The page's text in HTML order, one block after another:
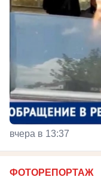
вчера в 13:37
ФОТОРЕПОРТАЖ